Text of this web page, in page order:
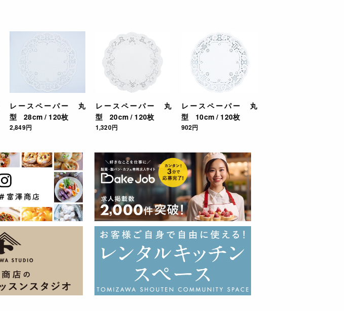
レースペーパー 丸
型 28cm / 120枚
2,849円
レースペーパー 丸
型 20cm / 120枚
1,320円
レースペーパー 丸
型 10cm / 120枚
902円